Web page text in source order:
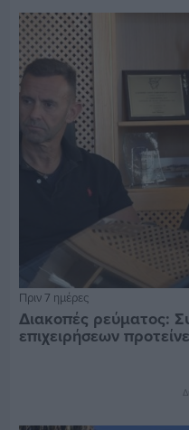
Πριν 7 ημέρες
Διακοπές ρεύματος:
επιχειρήσεων